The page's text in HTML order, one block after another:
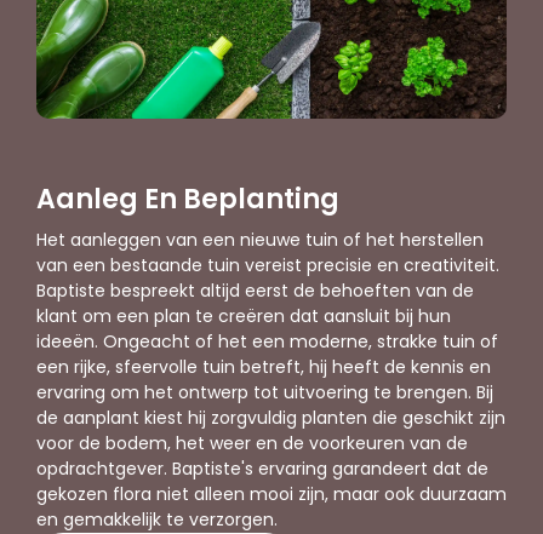
Aanleg En Beplanting
Het aanleggen van een nieuwe tuin of het herstellen
van een bestaande tuin vereist precisie en creativiteit.
Baptiste bespreekt altijd eerst de behoeften van de
klant om een plan te creëren dat aansluit bij hun
ideeën. Ongeacht of het een moderne, strakke tuin of
een rijke, sfeervolle tuin betreft, hij heeft de kennis en
ervaring om het ontwerp tot uitvoering te brengen. Bij
de aanplant kiest hij zorgvuldig planten die geschikt zijn
voor de bodem, het weer en de voorkeuren van de
opdrachtgever. Baptiste's ervaring garandeert dat de
gekozen flora niet alleen mooi zijn, maar ook duurzaam
en gemakkelijk te verzorgen.